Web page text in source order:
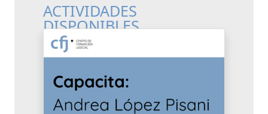
ACTIVIDADES
DISPONIBLES